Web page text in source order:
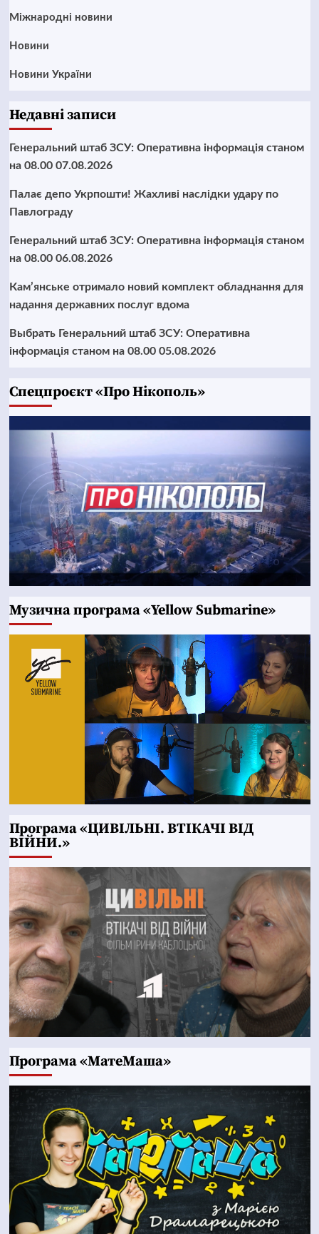
Міжнародні новини
Новини
Новини України
Недавні записи
Генеральний штаб ЗСУ: Оперативна інформація станом
на 08.00 07.08.2026
Палає депо Укрпошти! Жахливі наслідки удару по
Павлограду
Генеральний штаб ЗСУ: Оперативна інформація станом
на 08.00 06.08.2026
Кам’янське отримало новий комплект обладнання для
надання державних послуг вдома
Выбрать Генеральний штаб ЗСУ: Оперативна
інформація станом на 08.00 05.08.2026
Cпецпроєкт «Про Нікополь»
Музична програма «Yellow Submarine»
Програма «ЦИВІЛЬНІ. ВТІКАЧІ ВІД
ВІЙНИ.»
Програма «МатеМаша»